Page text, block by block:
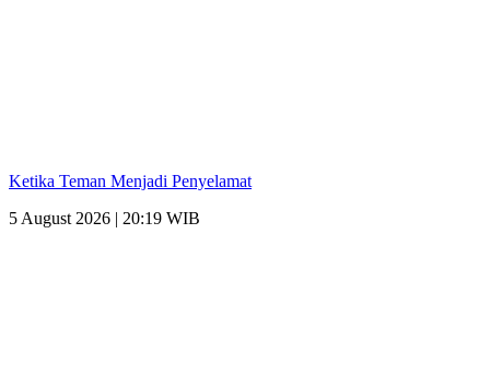
Ketika Teman Menjadi Penyelamat
5 August 2026 | 20:19 WIB